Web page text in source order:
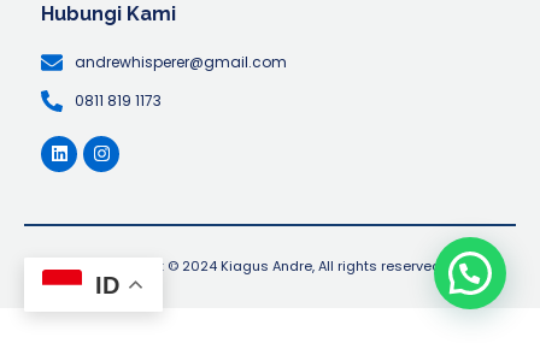
Hubungi Kami
andrewhisperer@gmail.com
0811 819 1173
Copyright © 2024 Kiagus Andre, All rights reserved.
ID